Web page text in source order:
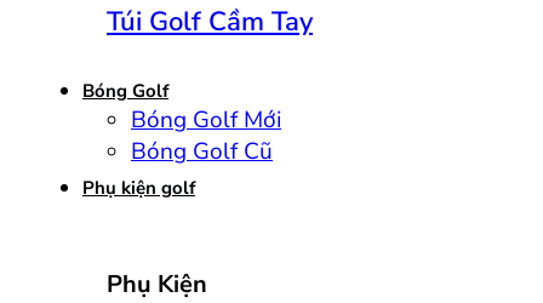
Túi Golf Cầm Tay
Bóng Golf
Bóng Golf Mới
Bóng Golf Cũ
Phụ kiện golf
Phụ Kiện